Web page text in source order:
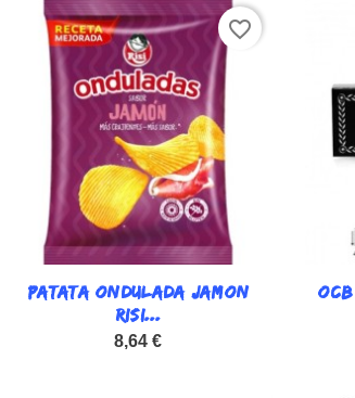
Vista rápida
PATATA ONDULADA JAMON
RISI...
8,64 €
favorite_border